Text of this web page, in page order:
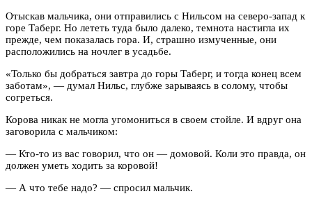
Отыскав мальчика, они отправились с Нильсом на северо-запад к
горе Таберг. Но лететь туда было далеко, темнота настигла их
прежде, чем показалась гора. И, страшно измученные, они
расположились на ночлег в усадьбе.
«Только бы добраться завтра до горы Таберг, и тогда конец всем
заботам», — думал Нильс, глубже зарываясь в солому, чтобы
согреться.
Корова никак не могла угомониться в своем стойле. И вдруг она
заговорила с мальчиком:
— Кто-то из вас говорил, что он — домовой. Коли это правда, он
должен уметь ходить за коровой!
— А что тебе надо? — спросил мальчик.